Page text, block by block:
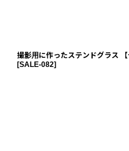
撮影用に作ったステンドグラス 【
[SALE-082]